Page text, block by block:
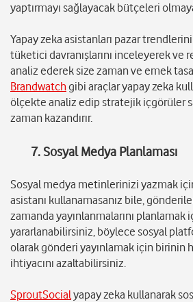
yaptırmayı sağlayacak bütçeleri
Yapay zeka asistanları pazar
tüketici davranışlarını inceleyerek ve
analiz ederek size zaman ve emek
Brandwatch gibi araçlar yapay zeka
ölçekte analiz edip stratejik içgörüler
zaman kazandırır.
7. Sosyal Medya Planlaması
Sosyal medya metinlerinizi yazmak
asistanı kullanamasanız bile,
zamanda yayınlanmalarını planlamak
yararlanabilirsiniz, böylece sosyal
olarak gönderi yayınlamak için birinin
ihtiyacını azaltabilirsiniz.
SproutSocialyapay zeka kullanarak